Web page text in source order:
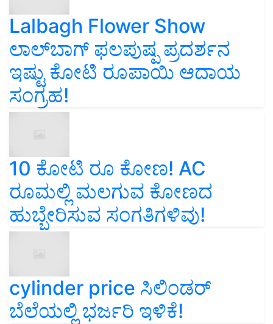
Lalbagh Flower Show
ಲಾಲ್‌ಬಾಗ್ ಫಲಪುಷ್ಪ ಪ್ರದರ್ಶನ
ಇಷ್ಟು ಕೋಟಿ ರೂಪಾಯಿ ಆದಾಯ
ಸಂಗ್ರಹ!
10 ಕೋಟಿ ರೂ ಕೋಣ! AC
ರೂಮಲ್ಲಿ ಮಲಗುವ ಕೋಣದ
ಹುಬ್ಬೇರಿಸುವ ಸಂಗತಿಗಳಿವು!
cylinder price ಸಿಲಿಂಡರ್‌
ಬೆಲೆಯಲ್ಲಿ ಭರ್ಜರಿ ಇಳಿಕೆ!